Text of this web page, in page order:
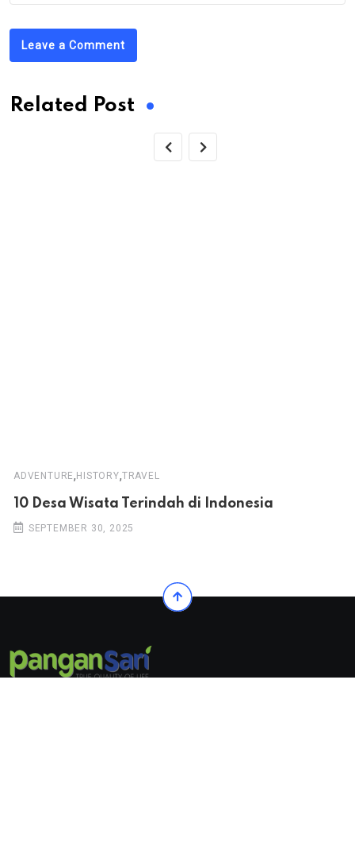
Leave a Comment
Related Post
ADVENTURE, HISTORY,TRAVEL
10 Desa Wisata Terindah di Indonesia
SEPTEMBER 30, 2025